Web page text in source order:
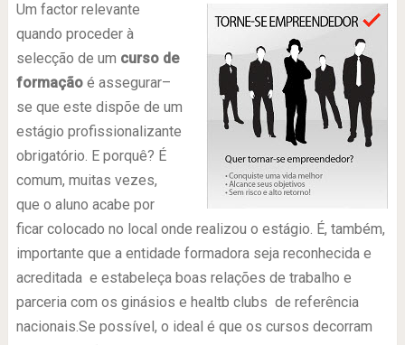
Um factor relevante
quando proceder à
selecção de um curso de
formaçãoé assegurar–
se que este dispõe de um
estágio profissionalizante
obrigatório. E porquê? É
comum, muitas vezes,
que o aluno acabe por
ficar colocado no local onde realizou o estágio. É, também,
importante que a entidade formadora seja reconhecida e
acreditada e estabeleça boas relações de trabalho e
parceria com os ginásios e healtb clubs de referência
nacionais.Se possível, o ideal é que os cursos decorram